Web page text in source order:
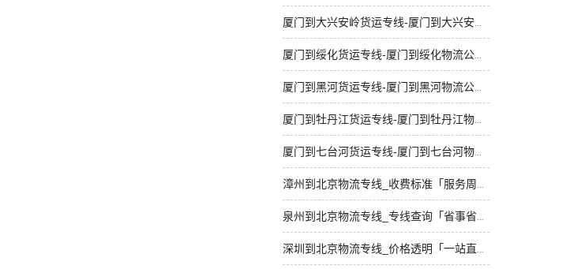
厦门到大兴安岭货运专线-厦门到大兴安岭物流公司_合同承运「专业靠谱」
厦门到绥化货运专线-厦门到绥化物流公司_多久时间「专线查询」
厦门到黑河货运专线-厦门到黑河物流公司_准时到货「诚信为先」
厦门到牡丹江货运专线-厦门到牡丹江物流公司_门到门配送「快运直达」
厦门到七台河货运专线-厦门到七台河物流公司_高速快运「价格实惠」
漳州到北京物流专线_收费标准「服务周到」
泉州到北京物流专线_专线查询「省事省心」
深圳到北京物流专线_价格透明「一站直达」